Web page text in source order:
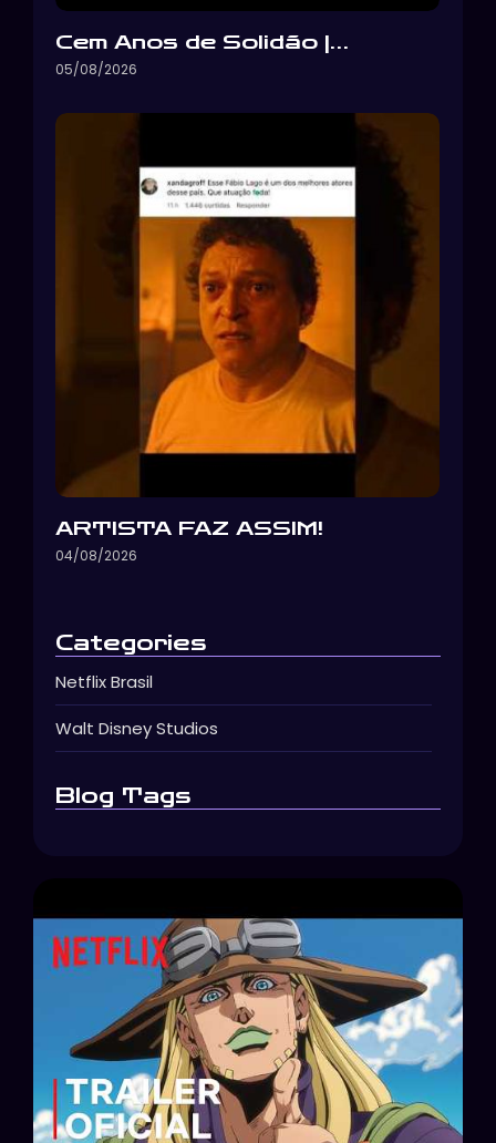
Cem Anos de Solidão |…
05/08/2026
ARTISTA FAZ ASSIM!
04/08/2026
Categories
Netflix Brasil
Walt Disney Studios
Blog Tags